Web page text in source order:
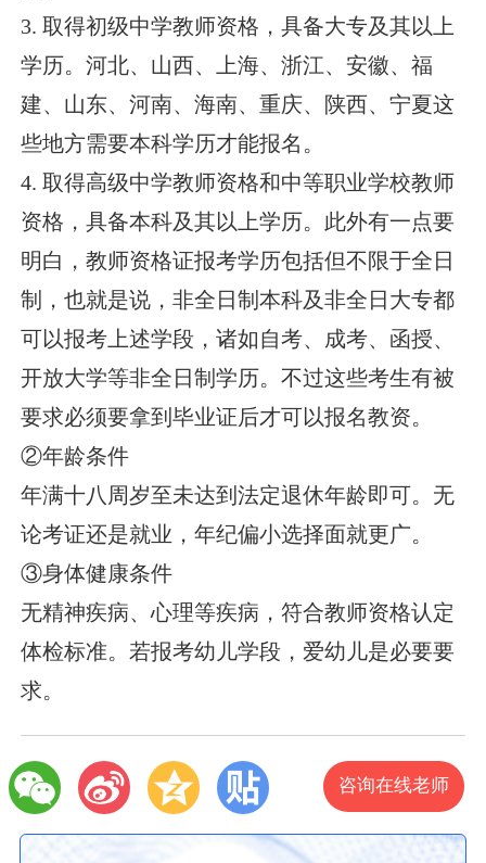
3. 取得初级中学教师资格，具备大专及其以上
学历。河北、山西、上海、浙江、安徽、福
建、山东、河南、海南、重庆、陕西、宁夏这
些地方需要本科学历才能报名。
4. 取得高级中学教师资格和中等职业学校教师
资格，具备本科及其以上学历。此外有一点要
明白，教师资格证报考学历包括但不限于全日
制，也就是说，非全日制本科及非全日大专都
可以报考上述学段，诸如自考、成考、函授、
开放大学等非全日制学历。不过这些考生有被
要求必须要拿到毕业证后才可以报名教资。
②年龄条件
年满十八周岁至未达到法定退休年龄即可。无
论考证还是就业，年纪偏小选择面就更广。
③身体健康条件
无精神疾病、心理等疾病，符合教师资格认定
体检标准。若报考幼儿学段，爱幼儿是必要要
求。
咨询在线老师